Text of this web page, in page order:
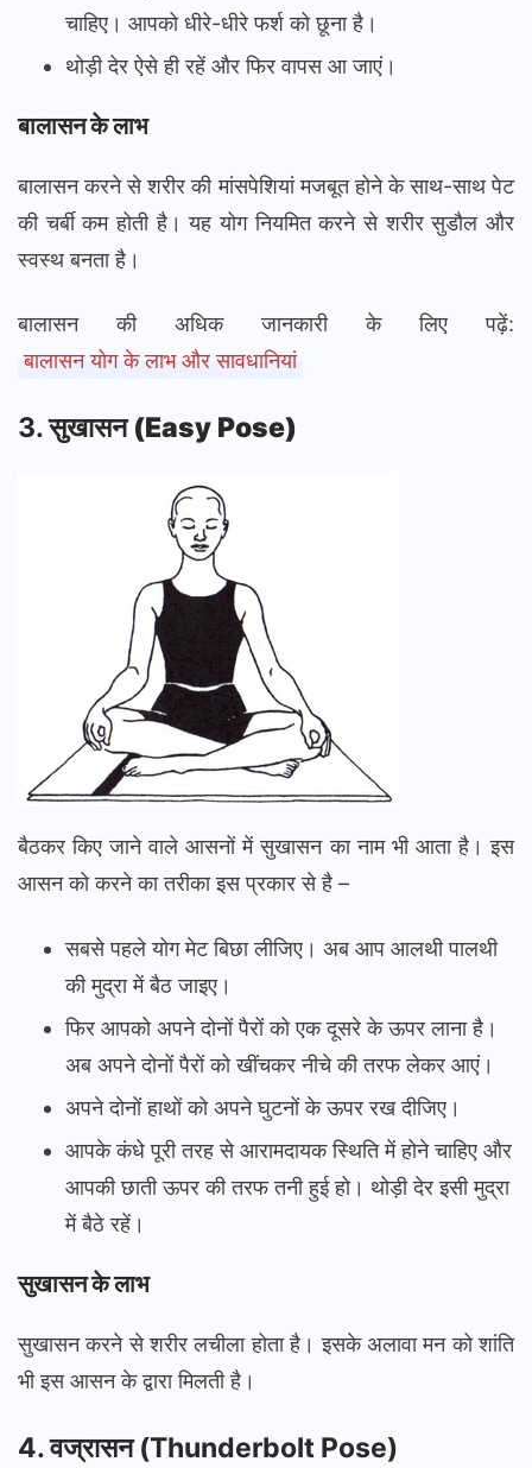
चाहिए। आपको धीरे-धीरे फर्श को छूना है।
थोड़ी देर ऐसे ही रहें और फिर वापस आ जाएं।
बालासन के लाभ
बालासन करने से शरीर की मांसपेशियां मजबूत होने के साथ-साथ पेट
की चर्बी कम होती है। यह योग नियमित करने से शरीर सुडौल और
स्वस्थ बनता है।
बालासन की अधिक जानकारी के लिए पढ़ें:
बालासन योग के लाभ और सावधानियां
3.सुखासन (Easy Pose)
बैठकर किए जाने वाले आसनों में सुखासन का नाम भी आता है। इस
आसन को करने का तरीका इस प्रकार से है –
सबसे पहले योग मेट बिछा लीजिए। अब आप आलथी पालथी
की मुद्रा में बैठ जाइए।
फिर आपको अपने दोनों पैरों को एक दूसरे के ऊपर लाना है।
अब अपने दोनों पैरों को खींचकर नीचे की तरफ लेकर आएं।
अपने दोनों हाथों को अपने घुटनों के ऊपर रख दीजिए।
आपके कंधे पूरी तरह से आरामदायक स्थिति में होने चाहिए और
आपकी छाती ऊपर की तरफ तनी हुई हो। थोड़ी देर इसी मुद्रा
में बैठे रहें।‌
सुखासन के लाभ
सुखासन करने से शरीर लचीला होता है। इसके अलावा मन को शांति
भी इस आसन के द्वारा मिलती है।
4. वज्रासन (Thunderbolt Pose)